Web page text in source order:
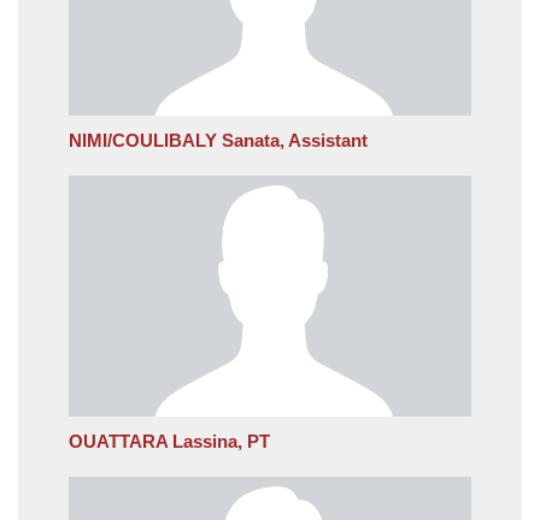
NIMI/COULIBALY Sanata, Assistant
OUATTARA Lassina, PT